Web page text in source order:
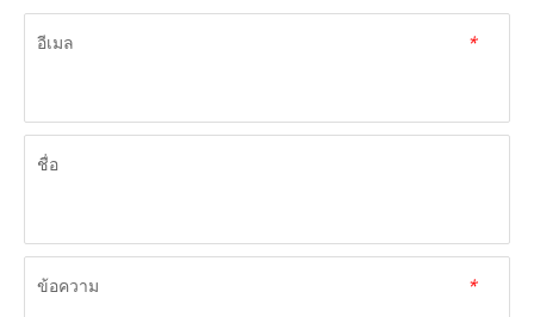
*
อีเมล
ชื่อ
*
ข้อความ